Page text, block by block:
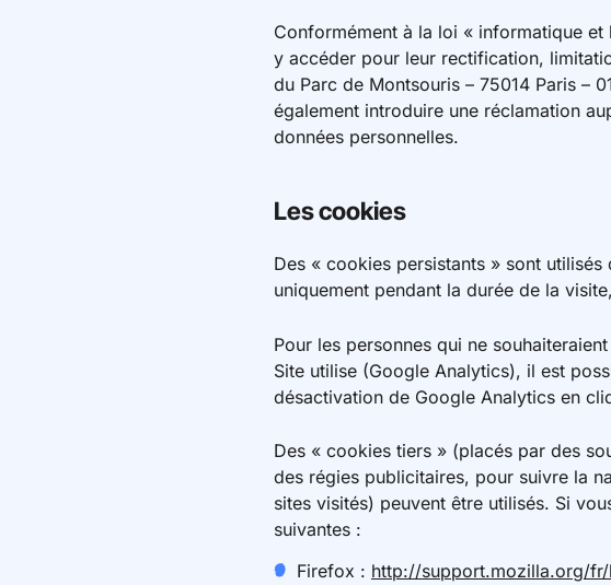
Conformément à la loi « informatique
y accéder pour leur rectification,
du Parc de Montsouris – 75014 Paris –
également introduire une réclamation
données personnelles.
Les cookies
Des « cookies persistants » sont
uniquement pendant la durée de la
Pour les personnes qui ne
Site utilise (Google Analytics), il est
désactivation de Google Analytics en
Des « cookies tiers » (placés par des
des régies publicitaires, pour suivre la
sites visités) peuvent être utilisés. Si
suivantes :
Firefox : http://support.mozilla.org/